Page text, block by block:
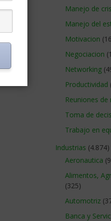
Manejo de
Manejo del
Motivacion
Negociacion
Networking
Productividad
Reuniones de
Toma de
Trabajo en
Industrias (4.874)
Aeronautica
Alimentos,
(325)
Automotriz
Banca y